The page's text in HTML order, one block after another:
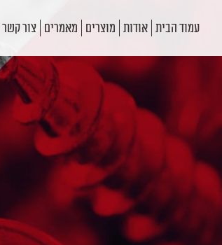
עמוד הבית אודות מוצרים מאמרים צור קשר